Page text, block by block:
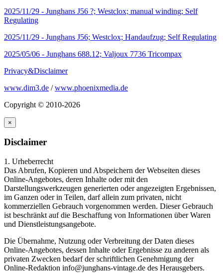
2025/11/29 - Junghans J56 ?; Westclox; manual winding; Self
Regulating
2025/11/29 - Junghans J56; Westclox; Handaufzug; Self Regulating
2025/05/06 - Junghans 688.12; Valjoux 7736 Tricompax
Privacy&Disclaimer
www.dim3.de /www.phoenixmedia.de
Copyright © 2010-2026
×
Disclaimer
1. Urheberrecht
Das Abrufen, Kopieren und Abspeichern der Webseiten dieses
Online-Angebotes, deren Inhalte oder mit den
Darstellungswerkzeugen generierten oder angezeigten Ergebnissen,
im Ganzen oder in Teilen, darf allein zum privaten, nicht
kommerziellen Gebrauch vorgenommen werden. Dieser Gebrauch
ist beschränkt auf die Beschaffung von Informationen über Waren
und Dienstleistungsangebote.
Die Übernahme, Nutzung oder Verbreitung der Daten dieses
Online-Angebotes, dessen Inhalte oder Ergebnisse zu anderen als
privaten Zwecken bedarf der schriftlichen Genehmigung der
Online-Redaktion info@junghans-vintage.de des Herausgebers.